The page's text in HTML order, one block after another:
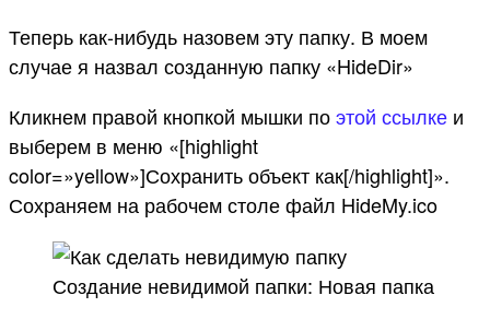
Теперь как-нибудь назовем эту папку. В моем
случае я назвал созданную папку «HideDir»
Кликнем правой кнопкой мышки поэтой ссылке и
выберем в меню «[highlight
color=»yellow»]Сохранить объект как[/highlight]».
Сохраняем на рабочем столе файл HideMy.ico
Создание невидимой папки: Новая папка